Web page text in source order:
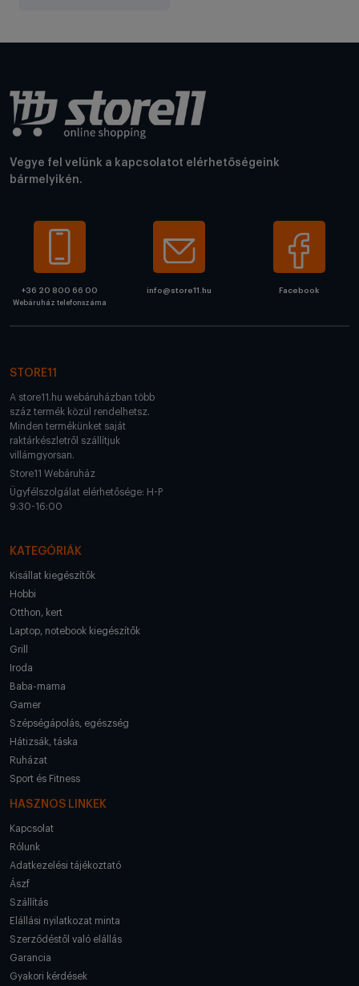
Vegye fel velünk a kapcsolatot elérhetőségeink
bármelyikén.
+36 20 800 66 00
Webáruház telefonszáma
info@store11.hu Facebook
STORE11
A store11.hu webáruházban több
száz termék közül rendelhetsz.
Minden termékünket saját
raktárkészletről szállítjuk
villámgyorsan.
Store11 Webáruház
Ügyfélszolgálat elérhetősége: H-P
9:30-16:00
KATEGÓRIÁK
Kisállat kiegészítők
Hobbi
Otthon, kert
Laptop, notebook kiegészítők
Grill
Iroda
Baba-mama
Gamer
Szépségápolás, egészség
Hátizsák, táska
Ruházat
Sport és Fitness
HASZNOS LINKEK
Kapcsolat
Rólunk
Adatkezelési tájékoztató
Ászf
Szállítás
Elállási nyilatkozat minta
Szerződéstől való elállás
Garancia
Gyakori kérdések